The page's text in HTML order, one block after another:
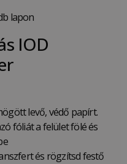
lapon
IOD
levő, védő papírt.
fóliát a felület fölé és
és rögzítsd festő